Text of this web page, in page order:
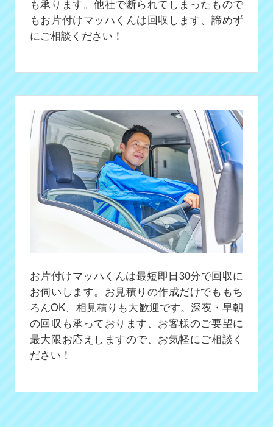
も承ります。他社で断られてしまったもので
もお片付けマッハくんは回収します、諦めず
にご相談ください！
お片付けマッハくんは最短即日30分で回収に
お伺いします。お見積りの作成だけでももち
ろんOK、相見積りも大歓迎です。深夜・早朝
の回収も承っております、お客様のご要望に
最大限お応えしますので、お気軽にご相談く
ださい！